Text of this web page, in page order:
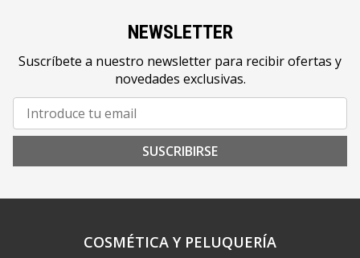
NEWSLETTER
Suscríbete a nuestro newsletter para recibir ofertas y
novedades exclusivas.
SUSCRIBIRSE
COSMÉTICA Y PELUQUERÍA